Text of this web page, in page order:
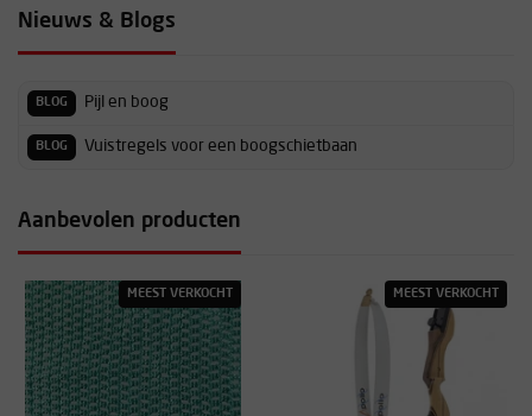
Nieuws & Blogs
BLOG Pijl en boog
BLOG Vuistregels voor een boogschietbaan
Aanbevolen producten
MEEST VERKOCHT MEEST VERKOCHT